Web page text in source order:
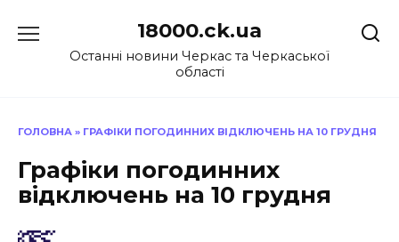
до
18000.ck.ua
Останні новини Черкас та Черкаської
області
ГОЛОВНА » ГРАФІКИ ПОГОДИННИХ ВІДКЛЮЧЕНЬ НА 10 ГРУДНЯ
Графіки погодинних
відключень на 10 грудня